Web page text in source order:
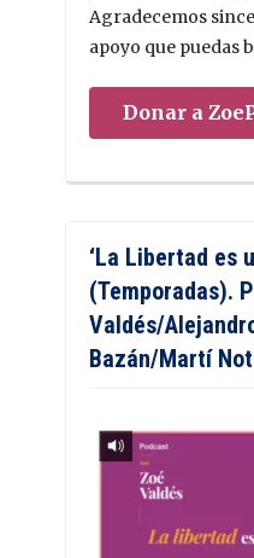
Agradecemos
apoyo que puedas
Donar a
‘La Libertad es
(Temporadas).
Valdés/
Bazán/Martí